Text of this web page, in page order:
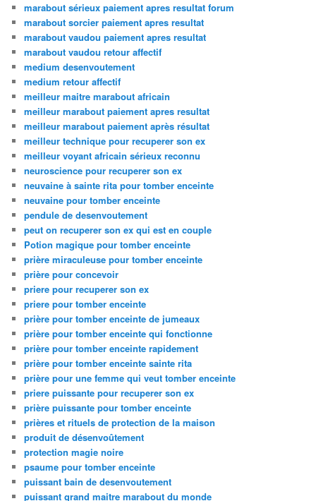
marabout sérieux paiement apres resultat forum
marabout sorcier paiement apres resultat
marabout vaudou paiement apres resultat
marabout vaudou retour affectif
medium desenvoutement
medium retour affectif
meilleur maitre marabout africain
meilleur marabout paiement apres resultat
meilleur marabout paiement après résultat
meilleur technique pour recuperer son ex
meilleur voyant africain sérieux reconnu
neuroscience pour recuperer son ex
neuvaine à sainte rita pour tomber enceinte
neuvaine pour tomber enceinte
pendule de desenvoutement
peut on recuperer son ex qui est en couple
Potion magique pour tomber enceinte
prière miraculeuse pour tomber enceinte
prière pour concevoir
priere pour recuperer son ex
priere pour tomber enceinte
prière pour tomber enceinte de jumeaux
prière pour tomber enceinte qui fonctionne
prière pour tomber enceinte rapidement
prière pour tomber enceinte sainte rita
prière pour une femme qui veut tomber enceinte
priere puissante pour recuperer son ex
prière puissante pour tomber enceinte
prières et rituels de protection de la maison
produit de désenvoûtement
protection magie noire
psaume pour tomber enceinte
puissant bain de desenvoutement
puissant grand maitre marabout du monde